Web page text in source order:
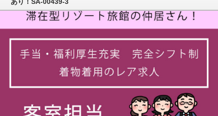
あり！SA-00439-3